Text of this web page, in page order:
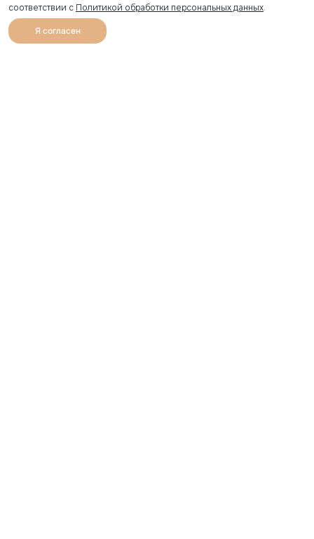
Каталог Избранное
соответствии с Политикой обработки персональных данных.
Я согласен